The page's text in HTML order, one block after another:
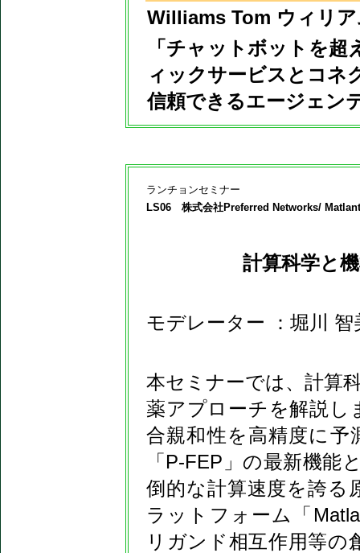
Williams Tom ウィリ
「チャットボットを
ィックサービスとコネ
信頼できるエージェン
ランチョンセミナー
LS06 株式会社Preferred Networks/
計算科学と
モデレーター ：堀川 智
本セミナーでは、計算
薬アプローチを解説し
合親和性を高精度に予
「P-FEP」の最新機能
倒的な計算速度を誇る
ラットフォーム「
リガンド相互作用等の